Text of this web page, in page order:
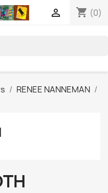
shopping_cart (0)

RENEE NANNEMAN